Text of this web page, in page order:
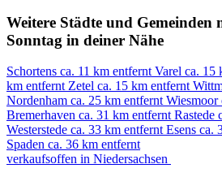
Weitere Städte und Gemeinden
Sonntag in deiner Nähe
Schortens ca. 11 km entfernt Varel ca. 15
km entfernt Zetel ca. 15 km entfernt
Nordenham ca. 25 km entfernt Wiesmoor
Bremerhaven ca. 31 km entfernt Rastede
Westerstede ca. 33 km entfernt Esens ca.
Spaden ca. 36 km entfernt
verkaufsoffen in Niedersachsen